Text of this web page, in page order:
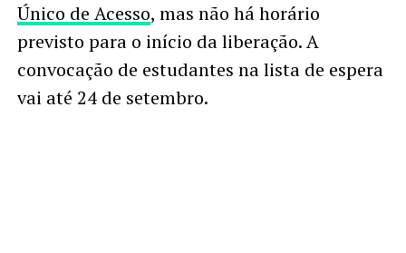
Único de Acesso, mas não há horário
previsto para o início da liberação. A
convocação de estudantes na lista de espera
vai até 24 de setembro.